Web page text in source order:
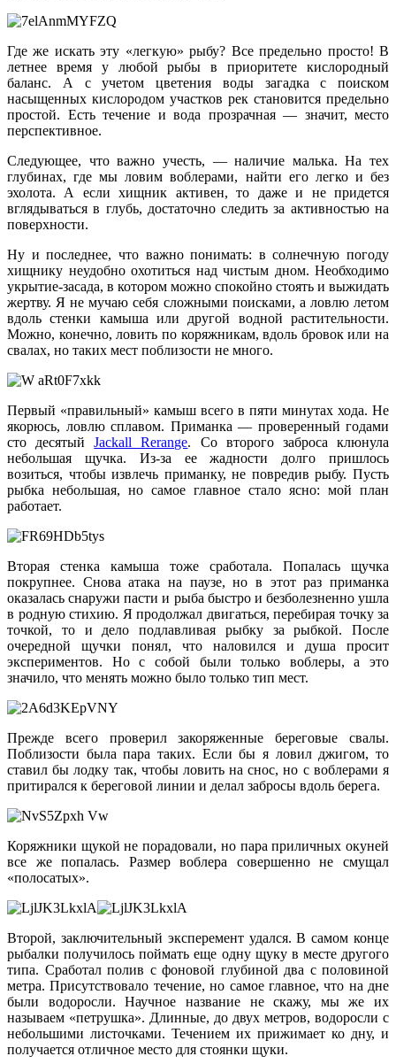
Где же искать эту «легкую» рыбу? Все предельно просто! В
летнее время у любой рыбы в приоритете кислородный
баланс. А с учетом цветения воды загадка с поиском
насыщенных кислородом участков рек становится предельно
простой. Есть течение и вода прозрачная — значит, место
перспективное.
Следующее, что важно учесть, — наличие малька. На тех
глубинах, где мы ловим воблерами, найти его легко и без
эхолота. А если хищник активен, то даже и не придется
вглядываться в глубь, достаточно следить за активностью на
поверхности.
Ну и последнее, что важно понимать: в солнечную погоду
хищнику неудобно охотиться над чистым дном. Необходимо
укрытие-засада, в котором можно спокойно стоять и выжидать
жертву. Я не мучаю себя сложными поисками, а ловлю летом
вдоль стенки камыша или другой водной растительности.
Можно, конечно, ловить по коряжникам, вдоль бровок или на
свалах, но таких мест поблизости не много.
Первый «правильный» камыш всего в пяти минутах хода. Не
якорюсь, ловлю сплавом. Приманка — проверенный годами
сто десятыйJackall Rerange. Со второго заброса клюнула
небольшая щучка. Из-за ее жадности долго пришлось
возиться, чтобы извлечь приманку, не повредив рыбу. Пусть
рыбка небольшая, но самое главное стало ясно: мой план
работает.
Вторая стенка камыша тоже сработала. Попалась щучка
покрупнее. Снова атака на паузе, но в этот раз приманка
оказалась снаружи пасти и рыба быстро и безболезненно ушла
в родную стихию. Я продолжал двигаться, перебирая точку за
точкой, то и дело подлавливая рыбку за рыбкой. После
очередной щучки понял, что наловился и душа просит
экспериментов. Но с собой были только воблеры, а это
значило, что менять можно было только тип мест.
Прежде всего проверил закоряженные береговые свалы.
Поблизости была пара таких. Если бы я ловил джигом, то
ставил бы лодку так, чтобы ловить на снос, но с воблерами я
притирался к береговой линии и делал забросы вдоль берега.
Коряжники щукой не порадовали, но пара приличных окуней
все же попалась. Размер воблера совершенно не смущал
«полосатых».
Второй, заключительный эксперемент удался. В самом конце
рыбалки получилось поймать еще одну щуку в месте другого
типа. Сработал полив с фоновой глубиной два с половиной
метра. Присутствовало течение, но самое главное, что на дне
были водоросли. Научное название не скажу, мы же их
называем «петрушка». Длинные, до двух метров, водоросли с
небольшими листочками. Течением их прижимает ко дну, и
получается отличное место для стоянки щуки.